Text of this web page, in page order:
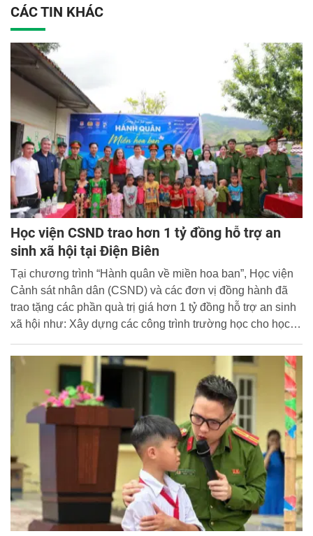
CÁC TIN KHÁC
Học viện CSND trao hơn 1 tỷ đồng hỗ trợ an
sinh xã hội tại Điện Biên
Tại chương trình “Hành quân về miền hoa ban”, Học viện
Cảnh sát nhân dân (CSND) và các đơn vị đồng hành đã
trao tặng các phần quà trị giá hơn 1 tỷ đồng hỗ trợ an sinh
xã hội như: Xây dựng các công trình trường học cho học
bộ máy tính, nhiều phần quà khác cho Công an các xã tại
tỉnh Điện Biên...